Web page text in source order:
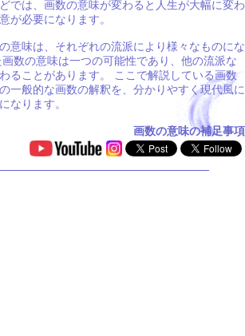
では、画数の意味が変わると人生が大幅に変わ
が必要になります。
意味は、それぞれの流派により様々なものにな
数の意味は一つの可能性であり、他の流派な
ることがあります。 ここで解説している画数
一般的な画数の解釈を、分かりやすく現代風に
なります。
画数の意味の補足事項